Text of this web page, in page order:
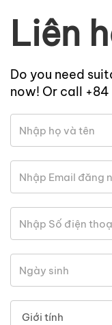
Liên
Do you need
now! Or call